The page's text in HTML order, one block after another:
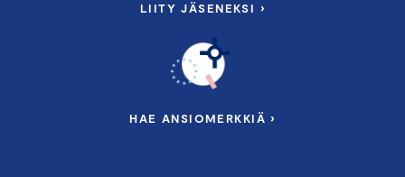
LIITY JÄSENEKSI ›
HAE ANSIOMERKKIÄ ›